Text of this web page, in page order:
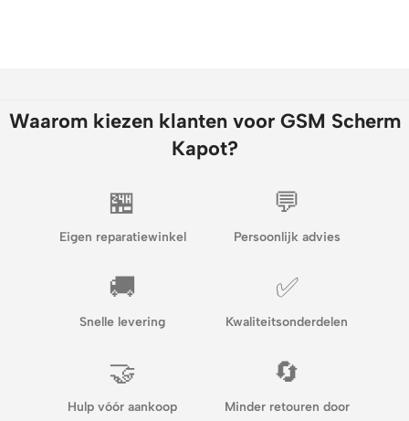
Waarom kiezen klanten voor GSM Scherm
Kapot?
🏪
Eigen reparatiewinkel
💬
Persoonlijk advies
🚚
Snelle levering
✅
Kwaliteitsonderdelen
🤝
Hulp vóór aankoop
🔄
Minder retouren door